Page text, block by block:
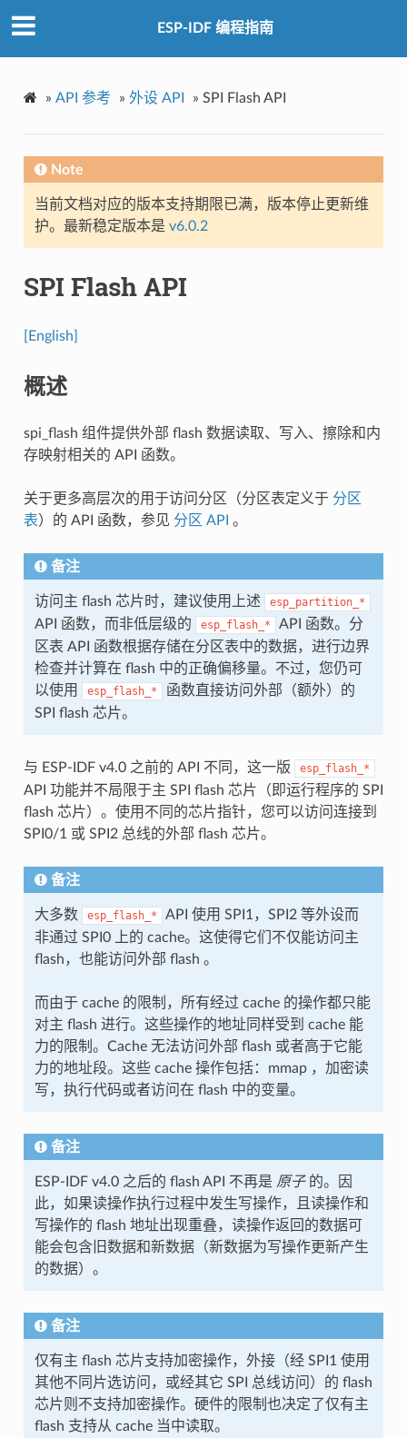
ESP-IDF 编程指南
» API 参考 » 外设 API » SPI Flash API
Note
当前文档对应的版本支持期限已满，版本停止更新维
护。最新稳定版本是 v6.0.2
SPI Flash API
[English]
概述
spi_flash 组件提供外部 flash 数据读取、写入、擦除和内
存映射相关的 API 函数。
关于更多高层次的用于访问分区（分区表定义于 分区
表）的 API 函数，参见 分区 API 。
备注
访问主 flash 芯片时，建议使用上述 esp_partition_*
API 函数，而非低层级的 esp_flash_*
API 函数。分
区表 API 函数根据存储在分区表中的数据，进行边界
检查并计算在 flash 中的正确偏移量。不过，您仍可
以使用
esp_flash_*
函数直接访问外部（额外）的
SPI flash 芯片。
与 ESP-IDF v4.0 之前的 API 不同，这一版 esp_flash_*
API 功能并不局限于主 SPI flash 芯片（即运行程序的 SPI
flash 芯片）。使用不同的芯片指针，您可以访问连接到
SPI0/1 或 SPI2 总线的外部 flash 芯片。
备注
大多数 esp_flash_*
API 使用 SPI1，SPI2 等外设而
非通过 SPI0 上的 cache。这使得它们不仅能访问主
flash，也能访问外部 flash 。
而由于 cache 的限制，所有经过 cache 的操作都只能
对主 flash 进行。这些操作的地址同样受到 cache 能
力的限制。Cache 无法访问外部 flash 或者高于它能
力的地址段。这些 cache 操作包括：mmap ，加密读
写，执行代码或者访问在 flash 中的变量。
备注
ESP-IDF v4.0 之后的 flash API 不再是 原子的。因
此，如果读操作执行过程中发生写操作，且读操作和
写操作的 flash 地址出现重叠，读操作返回的数据可
能会包含旧数据和新数据（新数据为写操作更新产生
的数据）。
备注
仅有主 flash 芯片支持加密操作，外接（经 SPI1 使用
其他不同片选访问，或经其它 SPI 总线访问）的 flash
芯片则不支持加密操作。硬件的限制也决定了仅有主
flash 支持从 cache 当中读取。